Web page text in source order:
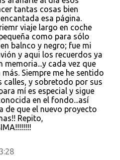
tantas cosas bien
esa página.
viaje largo en coche
como para sólo
balnco y negro; fue mi
y aqui los recuerdos ya
memoria...y cada vez que
Siempre me he sentido
calles, y sobretodo por sus
mí es especial y sigue
en el fondo...así
de que el nuevo proyecto
Repito,